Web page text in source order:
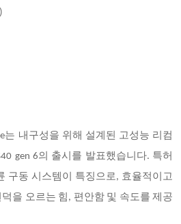
는 내구성을 위해 설계된 고성능 리컴
gen 6의 출시를 발표했습니다. 특허
구동 시스템이 특징으로, 효율적이고
을 오르는 힘, 편안함 및 속도를 제공